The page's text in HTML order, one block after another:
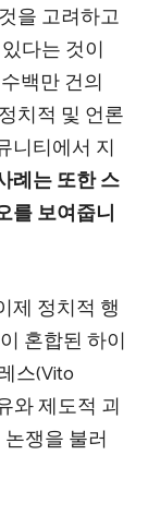
을 고려하고
다는 것이
백만 건의
치적 및 언론
니티에서 지
례는 또한 스
를 보여줍니
제 정치적 행
혼합된 하이
스(Vito
와 제도적 괴
쟁을 불러